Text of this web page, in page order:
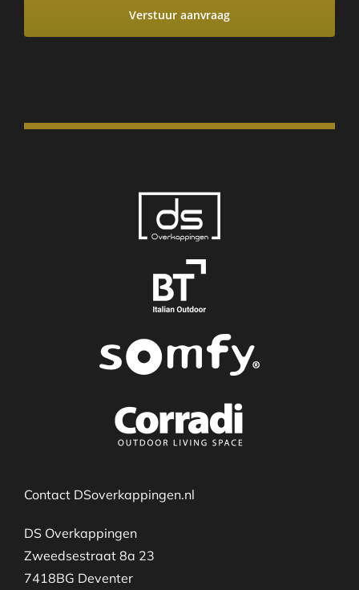
Contact DSoverkappingen.nl
DS Overkappingen
Zweedsestraat 8a 23
7418BG Deventer